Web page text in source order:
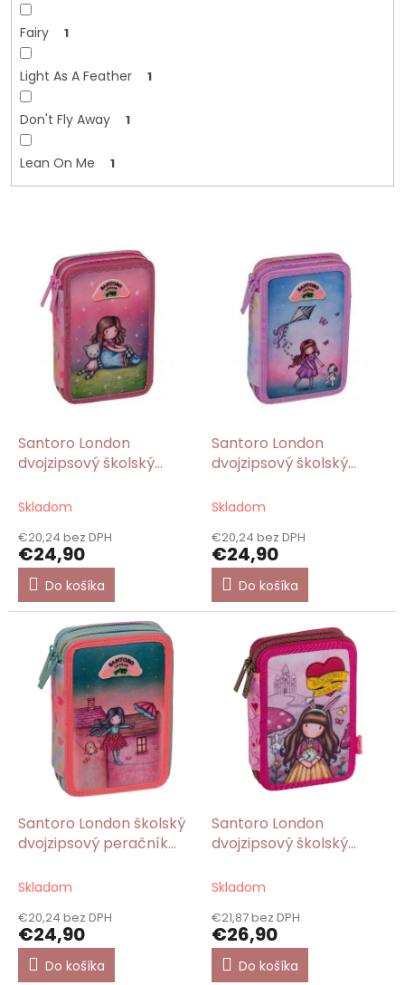
Fairy 1
Light As A Feather 1
Don't Fly Away 1
Lean On Me 1
Santoro London
dvojzipsový školský
Me/Gorjuss
Skladom
€20,24 bez DPH
€24,90
Do košíka
Santoro London
dvojzipsový školský
Away/Gorjuss
Skladom
€20,24 bez DPH
€24,90
Do košíka
Santoro London školský
dvojzipsový peračník
Feather/Gorjuss
Skladom
€20,24 bez DPH
€24,90
Do košíka
Santoro London
dvojzipsový školský
Second/Gorjuss
Skladom
€21,87 bez DPH
€26,90
Do košíka